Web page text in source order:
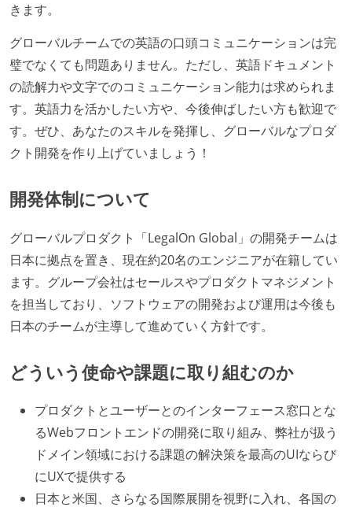
きます。
グローバルチームでの英語の口頭コミュニケーションは完
璧でなくても問題ありません。ただし、英語ドキュメント
の読解力や文字でのコミュニケーション能力は求められま
す。英語力を活かしたい方や、今後伸ばしたい方も歓迎で
す。ぜひ、あなたのスキルを発揮し、グローバルなプロダ
クト開発を作り上げていましょう！
開発体制について
グローバルプロダクト「LegalOn Global」の開発チームは
日本に拠点を置き、現在約20名のエンジニアが在籍してい
ます。グループ会社はセールスやプロダクトマネジメント
を担当しており、ソフトウェアの開発および運用は今後も
日本のチームが主導して進めていく方針です。
どういう使命や課題に取り組むのか
プロダクトとユーザーとのインターフェース窓口とな
るWebフロントエンドの開発に取り組み、弊社が扱う
ドメイン領域における課題の解決策を最高のUIならび
にUXで提供する
日本と米国、さらなる国際展開を視野に入れ、各国の